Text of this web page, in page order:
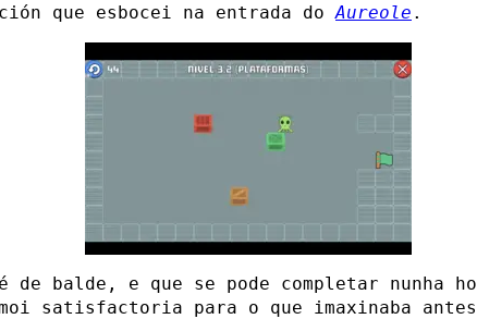
que esbocei na entrada doAureole .
é de balde, e que se pode completar nunha
satisfactoria para o que imaxinaba